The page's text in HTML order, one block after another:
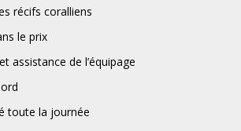
récifs coralliens
le prix
assistance de l’équipage
toute la journée